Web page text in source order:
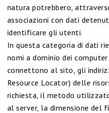
natura potrebbero,
associazioni con dati
identificare gli utenti.
In questa categoria di dati
nomi a dominio dei
connettono al sito, gli
Resource Locator) delle
richiesta, il metodo
al server, la dimensione